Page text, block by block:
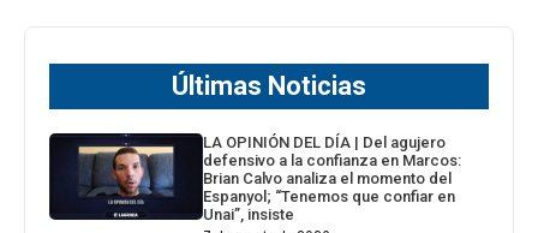
Últimas Noticias
LA OPINIÓN DEL DÍA | Del agujero
defensivo a la confianza en Marcos:
Brian Calvo analiza el momento del
Espanyol; “Tenemos que confiar en
Unai”, insiste